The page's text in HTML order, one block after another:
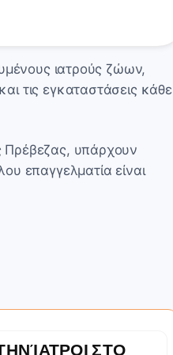
ιατρούς ζώων,
τις εγκαταστάσεις κάθε
Πρέβεζας, υπάρχουν
επαγγελματία είναι
ΣΤΟ